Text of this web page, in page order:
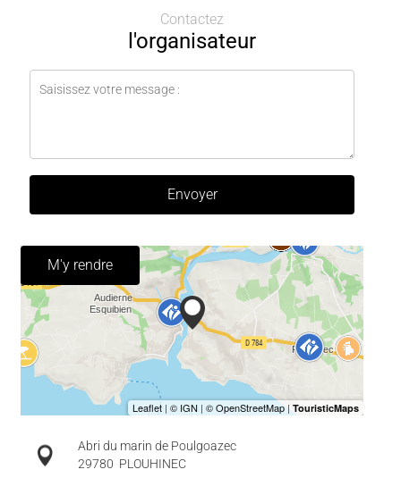
Contactez
l'organisateur
Envoyer
M'y rendre
Abri du marin de Poulgoazec
29780 PLOUHINEC